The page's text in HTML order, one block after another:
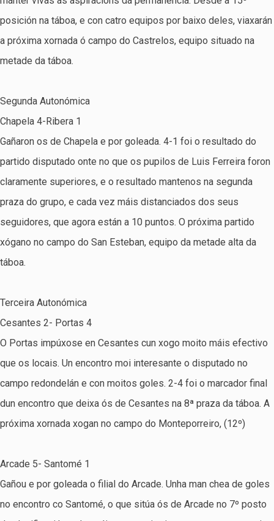
posición na táboa, e con catro equipos por baixo deles, viaxarán
a próxima xornada ó campo do Castrelos, equipo situado na
metade da táboa.
Segunda Autonómica
Chapela 4-Ribera 1
Gañaron os de Chapela e por goleada. 4-1 foi o resultado do
partido disputado onte no que os pupilos de Luis Ferreira foron
claramente superiores, e o resultado mantenos na segunda
praza do grupo, e cada vez máis distanciados dos seus
seguidores, que agora están a 10 puntos. O próxima partido
xógano no campo do San Esteban, equipo da metade alta da
táboa.
Terceira Autonómica
Cesantes 2- Portas 4
O Portas impúxose en Cesantes cun xogo moito máis efectivo
que os locais. Un encontro moi interesante o disputado no
campo redondelán e con moitos goles. 2-4 foi o marcador final
dun encontro que deixa ós de Cesantes na 8ª praza da táboa. A
próxima xornada xogan no campo do Monteporreiro, (12º)
Arcade 5- Santomé 1
Gañou e por goleada o filial do Arcade. Unha man chea de goles
no encontro co Santomé, o que sitúa ós de Arcade no 7º posto